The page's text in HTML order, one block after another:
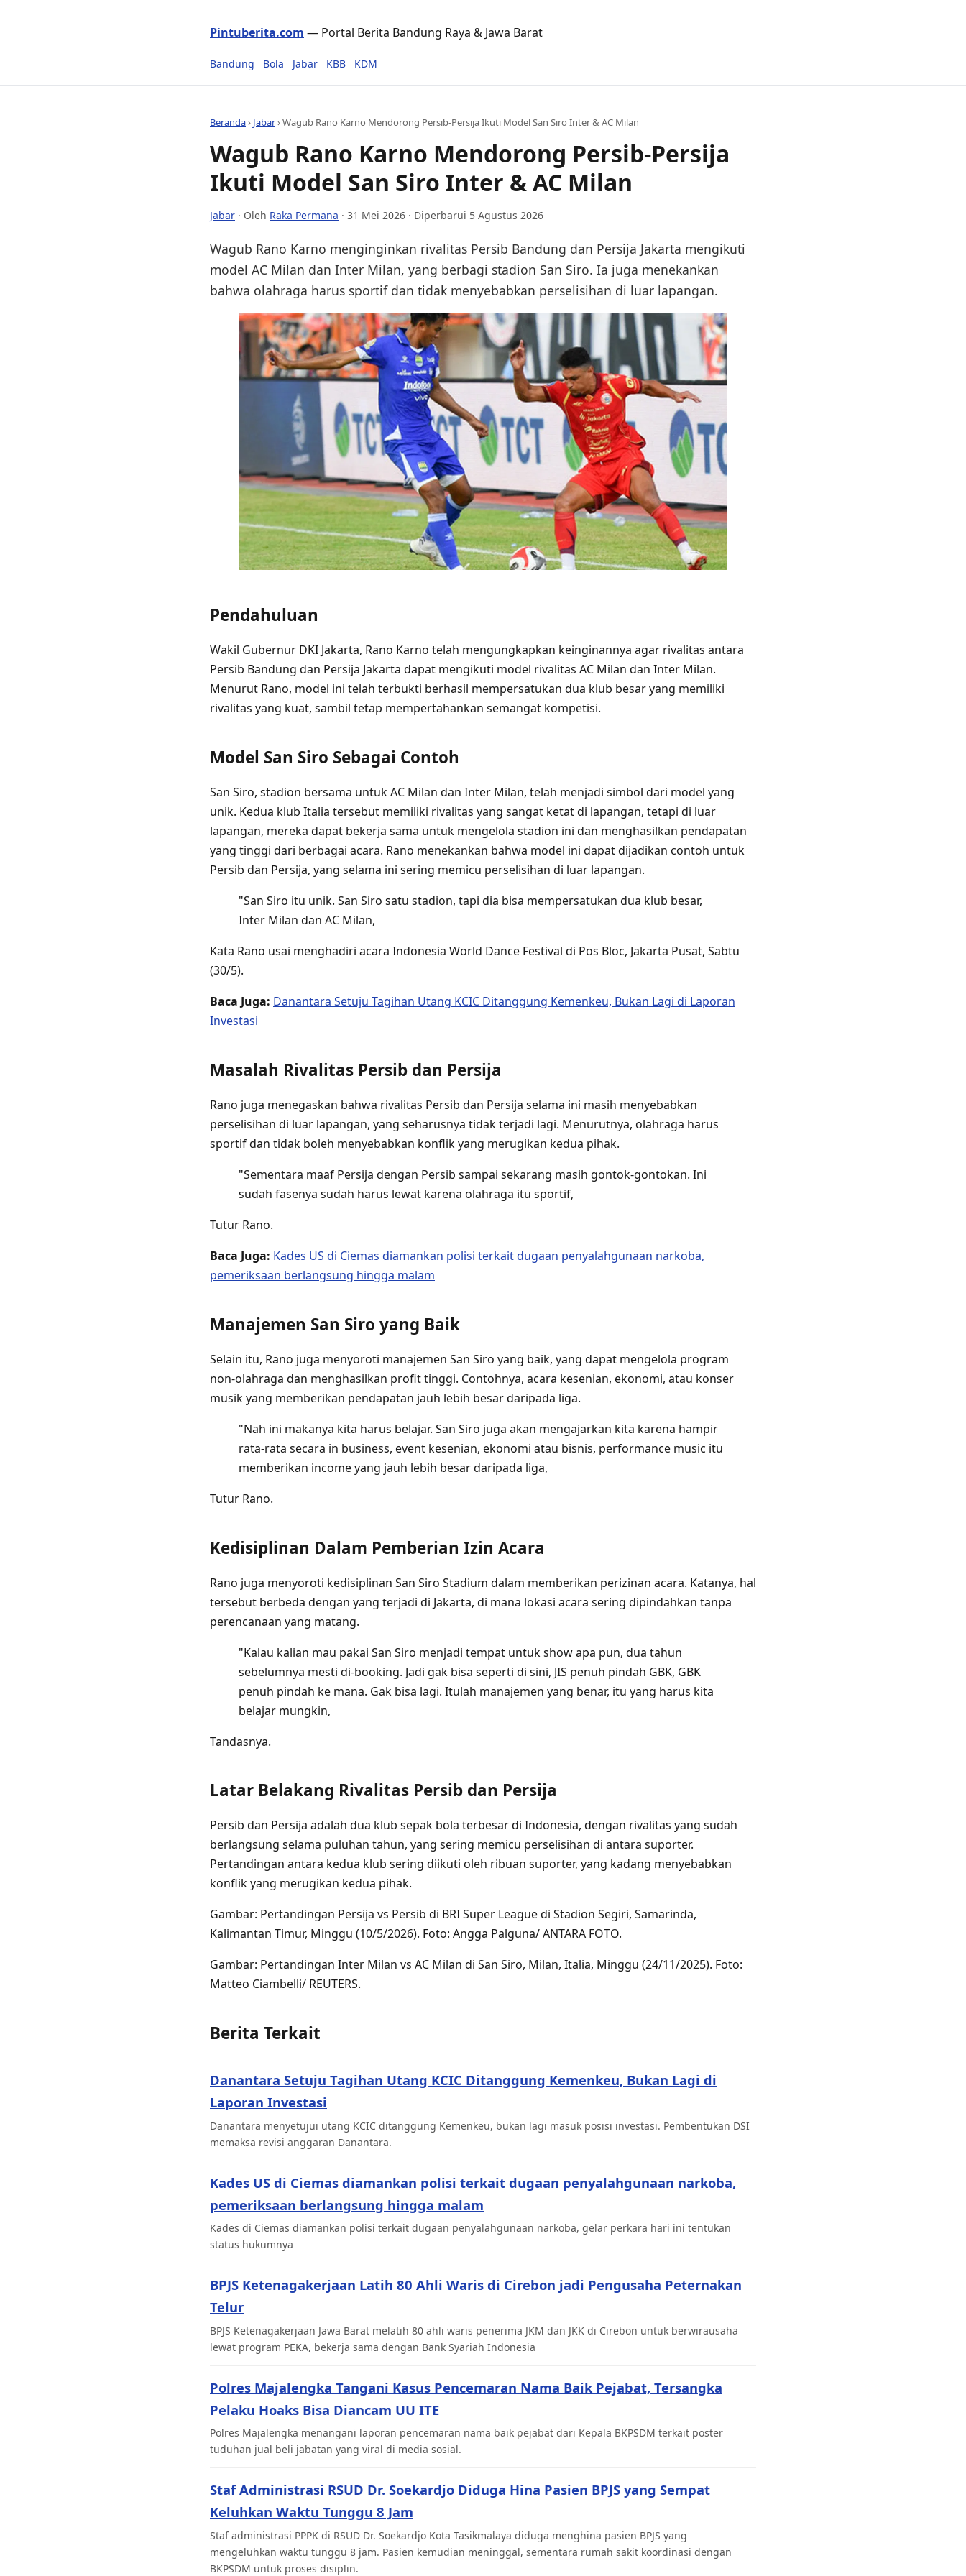
Pintuberita.com — Portal Berita Bandung Raya & Jawa Barat
Bandung Bola Jabar KBB KDM
Beranda› Jabar›Wagub Rano Karno Mendorong Persib-Persija Ikuti Model San Siro Inter & AC Milan
Wagub Rano Karno Mendorong Persib-Persija
Ikuti Model San Siro Inter & AC Milan
Jabar · Oleh Raka Permana · 31 Mei 2026 · Diperbarui 5 Agustus 2026
Wagub Rano Karno menginginkan rivalitas Persib Bandung dan Persija Jakarta mengikuti
model AC Milan dan Inter Milan, yang berbagi stadion San Siro. Ia juga menekankan
bahwa olahraga harus sportif dan tidak menyebabkan perselisihan di luar lapangan.
Pendahuluan
Wakil Gubernur DKI Jakarta, Rano Karno telah mengungkapkan keinginannya agar rivalitas antara
Persib Bandung dan Persija Jakarta dapat mengikuti model rivalitas AC Milan dan Inter Milan.
Menurut Rano, model ini telah terbukti berhasil mempersatukan dua klub besar yang memiliki
rivalitas yang kuat, sambil tetap mempertahankan semangat kompetisi.
Model San Siro Sebagai Contoh
San Siro, stadion bersama untuk AC Milan dan Inter Milan, telah menjadi simbol dari model yang
unik. Kedua klub Italia tersebut memiliki rivalitas yang sangat ketat di lapangan, tetapi di luar
lapangan, mereka dapat bekerja sama untuk mengelola stadion ini dan menghasilkan pendapatan
yang tinggi dari berbagai acara. Rano menekankan bahwa model ini dapat dijadikan contoh untuk
Persib dan Persija, yang selama ini sering memicu perselisihan di luar lapangan.
"San Siro itu unik. San Siro satu stadion, tapi dia bisa mempersatukan dua klub besar,
Inter Milan dan AC Milan,
Kata Rano usai menghadiri acara Indonesia World Dance Festival di Pos Bloc, Jakarta Pusat, Sabtu
(30/5).
Baca Juga: Danantara Setuju Tagihan Utang KCIC Ditanggung Kemenkeu, Bukan Lagi di Laporan
Investasi
Masalah Rivalitas Persib dan Persija
Rano juga menegaskan bahwa rivalitas Persib dan Persija selama ini masih menyebabkan
perselisihan di luar lapangan, yang seharusnya tidak terjadi lagi. Menurutnya, olahraga harus
sportif dan tidak boleh menyebabkan konflik yang merugikan kedua pihak.
"Sementara maaf Persija dengan Persib sampai sekarang masih gontok-gontokan. Ini
sudah fasenya sudah harus lewat karena olahraga itu sportif,
Tutur Rano.
Baca Juga: Kades US di Ciemas diamankan polisi terkait dugaan penyalahgunaan narkoba,
pemeriksaan berlangsung hingga malam
Manajemen San Siro yang Baik
Selain itu, Rano juga menyoroti manajemen San Siro yang baik, yang dapat mengelola program
non-olahraga dan menghasilkan profit tinggi. Contohnya, acara kesenian, ekonomi, atau konser
musik yang memberikan pendapatan jauh lebih besar daripada liga.
"Nah ini makanya kita harus belajar. San Siro juga akan mengajarkan kita karena hampir
rata-rata secara in business, event kesenian, ekonomi atau bisnis, performance music itu
memberikan income yang jauh lebih besar daripada liga,
Tutur Rano.
Kedisiplinan Dalam Pemberian Izin Acara
Rano juga menyoroti kedisiplinan San Siro Stadium dalam memberikan perizinan acara. Katanya, hal
tersebut berbeda dengan yang terjadi di Jakarta, di mana lokasi acara sering dipindahkan tanpa
perencanaan yang matang.
"Kalau kalian mau pakai San Siro menjadi tempat untuk show apa pun, dua tahun
sebelumnya mesti di-booking. Jadi gak bisa seperti di sini, JIS penuh pindah GBK, GBK
penuh pindah ke mana. Gak bisa lagi. Itulah manajemen yang benar, itu yang harus kita
belajar mungkin,
Tandasnya.
Latar Belakang Rivalitas Persib dan Persija
Persib dan Persija adalah dua klub sepak bola terbesar di Indonesia, dengan rivalitas yang sudah
berlangsung selama puluhan tahun, yang sering memicu perselisihan di antara suporter.
Pertandingan antara kedua klub sering diikuti oleh ribuan suporter, yang kadang menyebabkan
konflik yang merugikan kedua pihak.
Gambar: Pertandingan Persija vs Persib di BRI Super League di Stadion Segiri, Samarinda,
Kalimantan Timur, Minggu (10/5/2026). Foto: Angga Palguna/ ANTARA FOTO.
Gambar: Pertandingan Inter Milan vs AC Milan di San Siro, Milan, Italia, Minggu (24/11/2025). Foto:
Matteo Ciambelli/ REUTERS.
Berita Terkait
Danantara Setuju Tagihan Utang KCIC Ditanggung Kemenkeu, Bukan Lagi di
Laporan Investasi
Danantara menyetujui utang KCIC ditanggung Kemenkeu, bukan lagi masuk posisi investasi. Pembentukan DSI
memaksa revisi anggaran Danantara.
Kades US di Ciemas diamankan polisi terkait dugaan penyalahgunaan narkoba,
pemeriksaan berlangsung hingga malam
Kades di Ciemas diamankan polisi terkait dugaan penyalahgunaan narkoba, gelar perkara hari ini tentukan
status hukumnya
BPJS Ketenagakerjaan Latih 80 Ahli Waris di Cirebon jadi Pengusaha Peternakan
Telur
BPJS Ketenagakerjaan Jawa Barat melatih 80 ahli waris penerima JKM dan JKK di Cirebon untuk berwirausaha
lewat program PEKA, bekerja sama dengan Bank Syariah Indonesia
Polres Majalengka Tangani Kasus Pencemaran Nama Baik Pejabat, Tersangka
Pelaku Hoaks Bisa Diancam UU ITE
Polres Majalengka menangani laporan pencemaran nama baik pejabat dari Kepala BKPSDM terkait poster
tuduhan jual beli jabatan yang viral di media sosial.
Staf Administrasi RSUD Dr. Soekardjo Diduga Hina Pasien BPJS yang Sempat
Keluhkan Waktu Tunggu 8 Jam
Staf administrasi PPPK di RSUD Dr. Soekardjo Kota Tasikmalaya diduga menghina pasien BPJS yang
mengeluhkan waktu tunggu 8 jam. Pasien kemudian meninggal, sementara rumah sakit koordinasi dengan
BKPSDM untuk proses disiplin.